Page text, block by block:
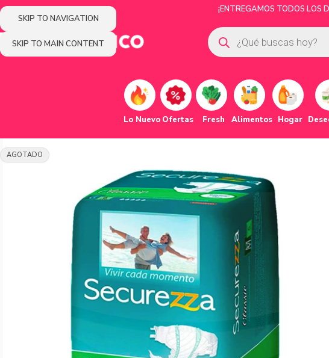
SKIP TO NAVIGATION
SKIP TO MAIN CONTENT
¡ENTREGAMOS TODOS LOS
Lo Nuevo Ofertas Fresh Alimentos Hogar
AGOTADO